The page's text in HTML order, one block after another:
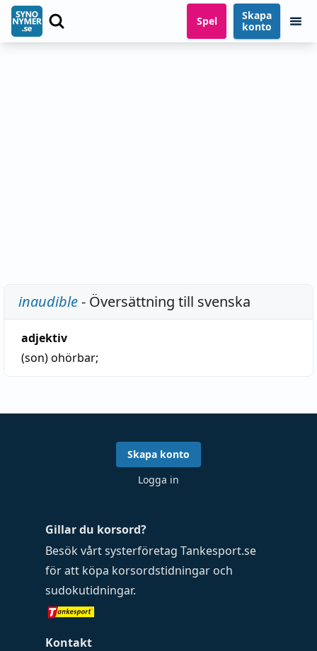
Spel
Skapa
konto
inaudible- Översättning till svenska
adjektiv
(son)ohörbar;
Gillar du korsord?
Besök vårt systerföretag Tankesport.se
för att köpa korsordstidningar och
sudokutidningar.
Kontakt
Skapa konto
Logga in